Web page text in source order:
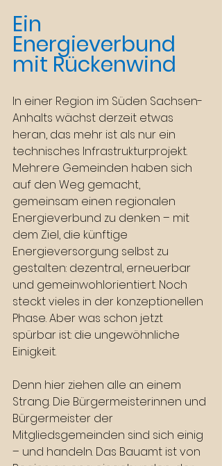
Ein
Energieverbund
mit Rückenwind
In einer Region im Süden Sachsen-
Anhalts wächst derzeit etwas
heran, das mehr ist als nur ein
technisches Infrastrukturprojekt.
Mehrere Gemeinden haben sich
auf den Weg gemacht,
gemeinsam einen regionalen
Energieverbund zu denken – mit
dem Ziel, die künftige
Energieversorgung selbst zu
gestalten: dezentral, erneuerbar
und gemeinwohlorientiert. Noch
steckt vieles in der konzeptionellen
Phase. Aber was schon jetzt
spürbar ist: die ungewöhnliche
Einigkeit.
Denn hier ziehen alle an einem
Strang. Die Bürgermeisterinnen und
Bürgermeister der
Mitgliedsgemeinden sind sich einig
– und handeln. Das Bauamt ist von